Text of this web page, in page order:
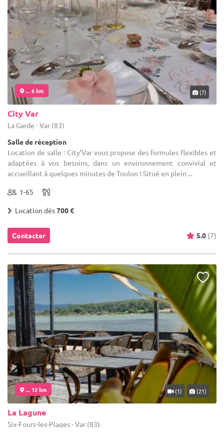
... 6 km (7)
City Var
La Garde - Var (83)
Salle de réception
Location de salle : City’Var vous propose des formules flexibles et
adaptées à vos besoins, dans un environnement convivial et
accueillant à quelques minutes de Toulon ! Situé en plein ...
1-65
Location dès700 €
Contacter 5.0 (7)
... 12 km (1) (21)
La Lagune
Six-Fours-les-Plages - Var (83)